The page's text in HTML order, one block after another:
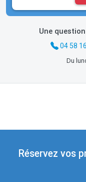
Une
04 58
Du
Réservez vos